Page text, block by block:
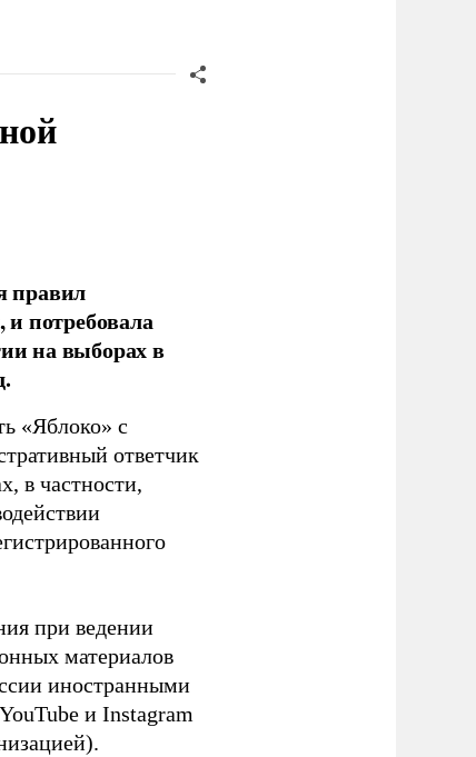
правил
потребовала
на выборах в
«Яблоко» с
ответчик
в частности,
при ведении
материалов
иностранными
и Instagram